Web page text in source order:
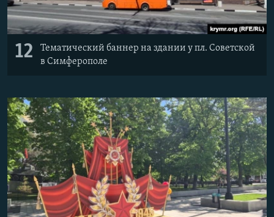
12
Тематический баннер на здании у пл. Советской
в Симферополе